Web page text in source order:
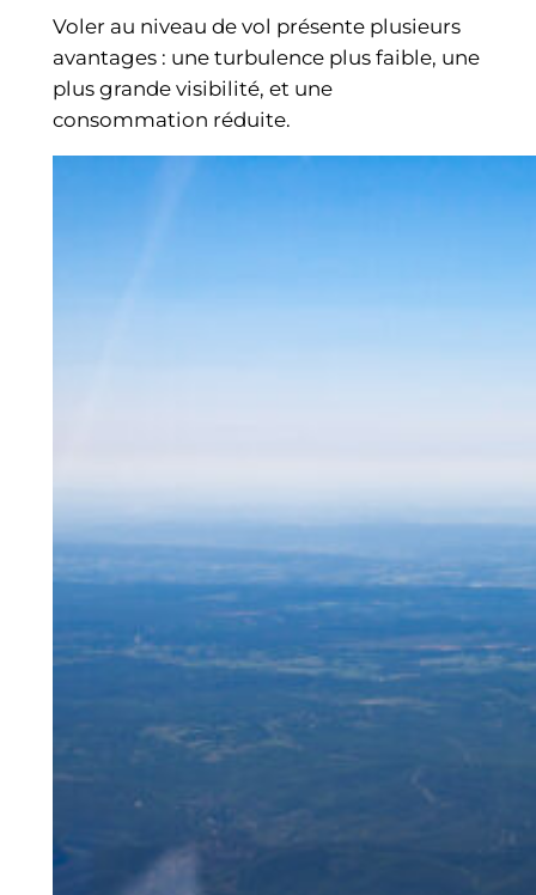
Voler au niveau de vol présente plusieurs
avantages : une turbulence plus faible, une
plus grande visibilité, et une
consommation réduite.